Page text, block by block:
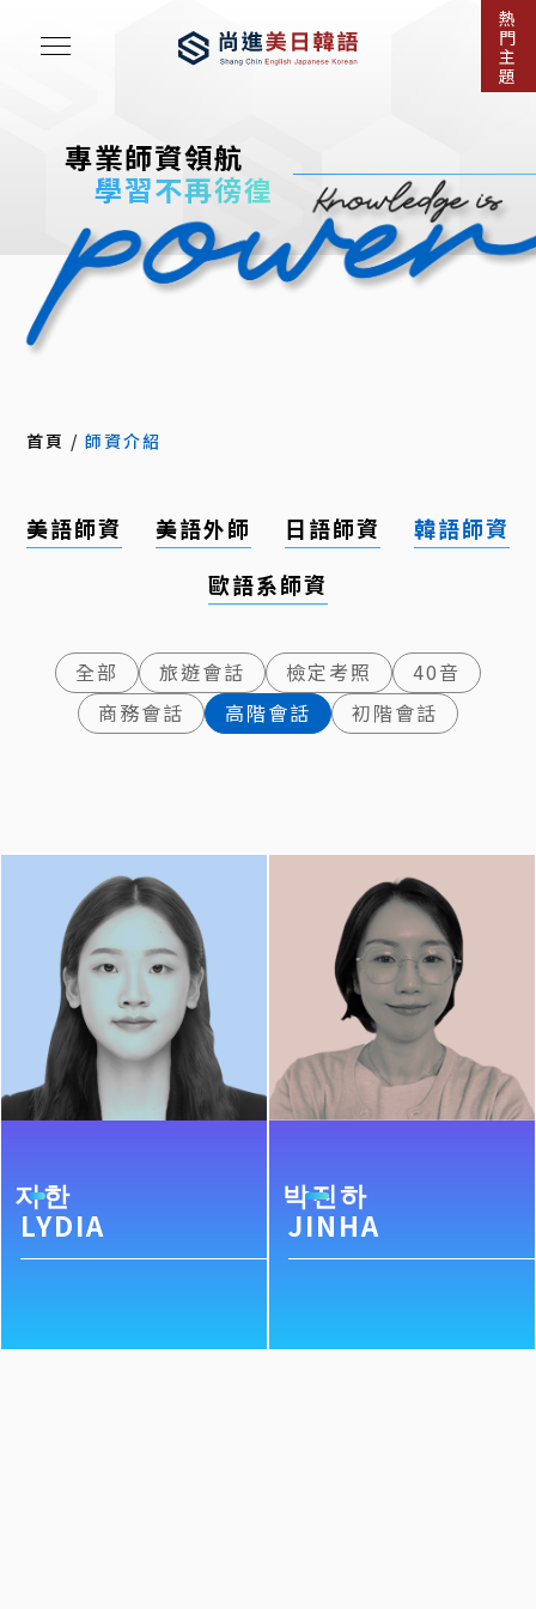
熱
門
主
題
專業師資領航
學習不再徬徨
首頁 /師資介紹
美語師資 美語外師 日語師資
韓語師資
歐語系師資
全部 旅遊會話 檢定考照
40音
商務會話
高階會話 初階會話
지한
LYDIA
박진하
JINHA